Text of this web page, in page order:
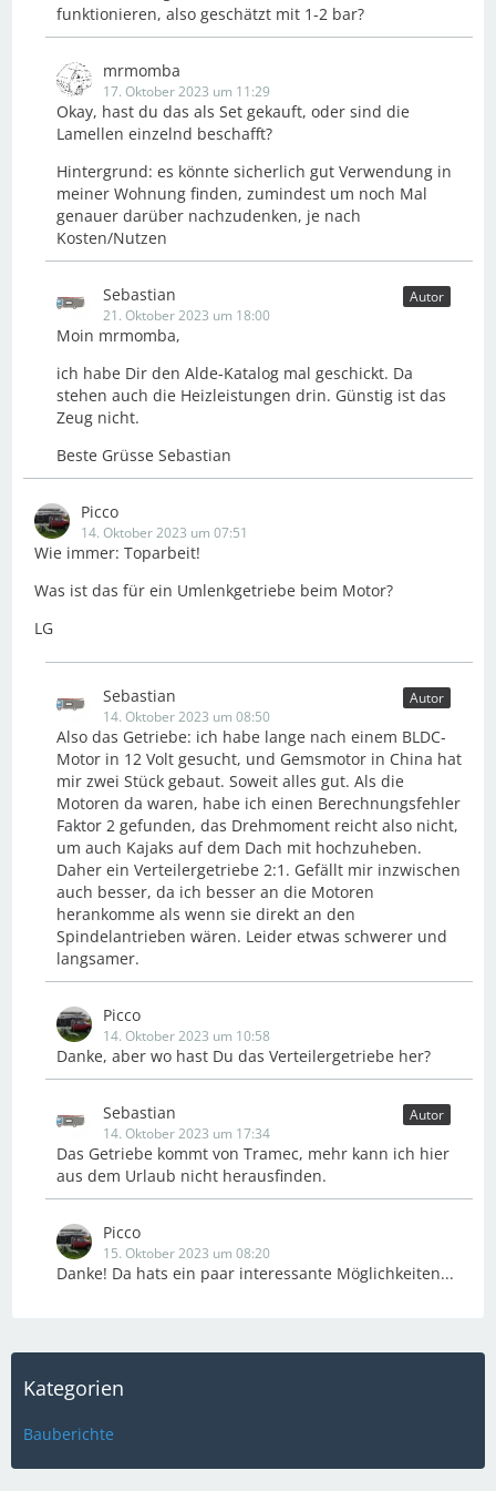
funktionieren, also geschätzt mit 1-2 bar?
mrmomba
17. Oktober 2023 um 11:29
Okay, hast du das als Set gekauft, oder sind die
Lamellen einzelnd beschafft?
Hintergrund: es könnte sicherlich gut Verwendung in
meiner Wohnung finden, zumindest um noch Mal
genauer darüber nachzudenken, je nach
Kosten/Nutzen
Sebastian
21. Oktober 2023 um 18:00
Autor
Moin mrmomba,
ich habe Dir den Alde-Katalog mal geschickt. Da
stehen auch die Heizleistungen drin. Günstig ist das
Zeug nicht.
Beste Grüsse Sebastian
Picco
14. Oktober 2023 um 07:51
Wie immer: Toparbeit!
Was ist das für ein Umlenkgetriebe beim Motor?
LG
Sebastian
14. Oktober 2023 um 08:50
Autor
Also das Getriebe: ich habe lange nach einem BLDC-
Motor in 12 Volt gesucht, und Gemsmotor in China hat
mir zwei Stück gebaut. Soweit alles gut. Als die
Motoren da waren, habe ich einen Berechnungsfehler
Faktor 2 gefunden, das Drehmoment reicht also nicht,
um auch Kajaks auf dem Dach mit hochzuheben.
Daher ein Verteilergetriebe 2:1. Gefällt mir inzwischen
auch besser, da ich besser an die Motoren
herankomme als wenn sie direkt an den
Spindelantrieben wären. Leider etwas schwerer und
langsamer.
Picco
14. Oktober 2023 um 10:58
Danke, aber wo hast Du das Verteilergetriebe her?
Sebastian
14. Oktober 2023 um 17:34
Autor
Das Getriebe kommt von Tramec, mehr kann ich hier
aus dem Urlaub nicht herausfinden.
Picco
15. Oktober 2023 um 08:20
Danke! Da hats ein paar interessante Möglichkeiten...
Kategorien
Bauberichte